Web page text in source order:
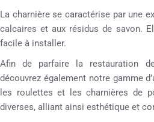
La charnière se caractérise par une
calcaires et aux résidus de savon.
facile à installer.
Afin de parfaire la restauration
découvrez également notre gamme
les roulettes et les charnières de
diverses, alliant ainsi esthétique et